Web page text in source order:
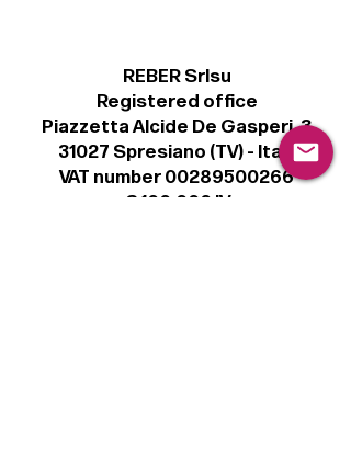
REBER Srlsu
Registered office
Piazzetta Alcide De Gasperi, 3
31027 Spresiano (TV) - Italy
VAT number 00289500266
€ 100.000 IV